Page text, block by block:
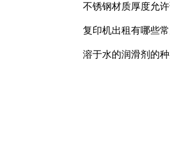
不锈钢材质厚度允
复印机出租有哪些
溶于水的润滑剂的